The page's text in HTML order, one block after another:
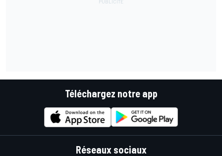
Téléchargez notre app
Réseaux sociaux